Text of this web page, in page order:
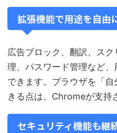
拡張機能で用途を自由
広告ブロック、翻訳、ス
理、パスワード管理など
できます。ブラウザを「
きる点は、Chromeが支持
セキュリティ機能も継